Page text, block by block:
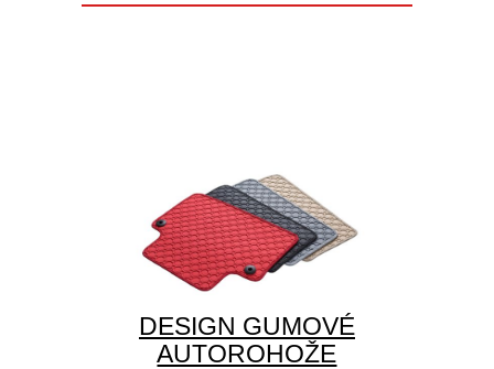
DESIGN GUMOVÉ
AUTOROHOŽE